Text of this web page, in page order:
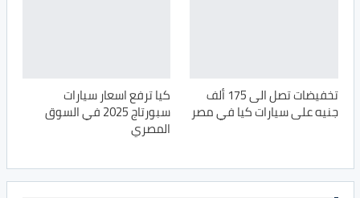
تخفيضات تصل الى 175 ألف
جنيه على سيارات كيا في مصر
كيا ترفع اسعار سيارات
سبورتاج 2025 في السوق
المصري